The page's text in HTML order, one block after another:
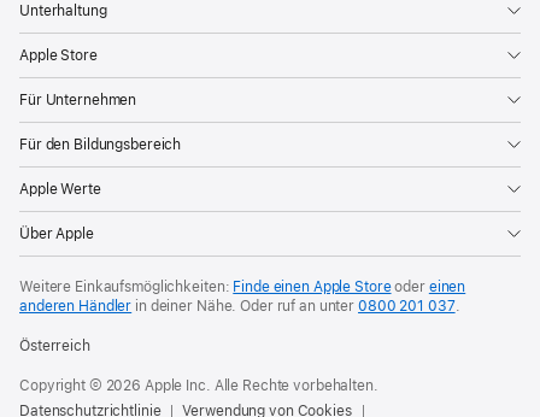
Unterhaltung
Apple Store
Für Unternehmen
Für den Bildungsbereich
Apple Werte
Über Apple
Weitere Einkaufsmöglichkeiten: Finde einen Apple Storeoder einen
anderen Händler in deiner Nähe. Oder ruf an unter0800 201 037.
Österreich
Copyright © 2026 Apple Inc. Alle Rechte vorbehalten.
Datenschutzrichtlinie
Verwendung von Cookies